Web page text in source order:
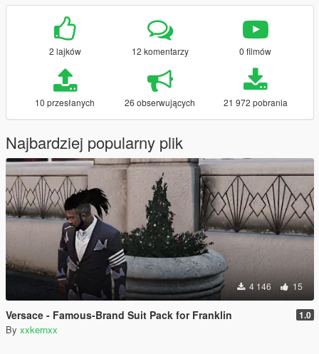
2 lajków 12 komentarzy 0 filmów
10 przesłanych 26 obserwujących 21 972 pobrania
Najbardziej popularny plik
4 146 15
Versace - Famous-Brand Suit Pack for Franklin 1.0
By xxkernxx